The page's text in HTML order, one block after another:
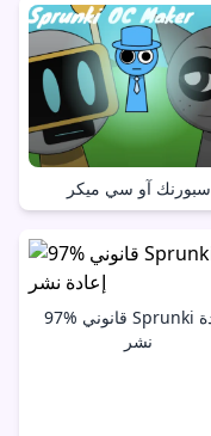
سبورنك آو سي ميكر
97% قانوني Sprunki إعادة
نشر